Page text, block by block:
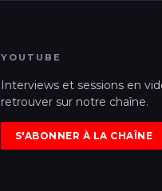
YOUTUBE
Interviews et sessions en
retrouver sur notre chaîne.
S'ABONNER À LA CHAÎNE